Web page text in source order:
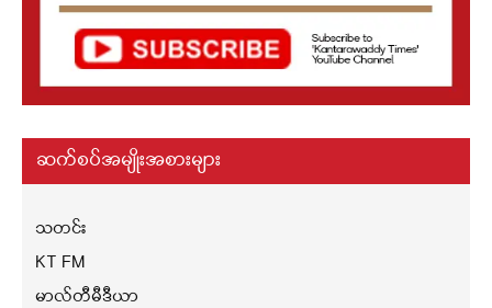
ဆက်စပ်အမျိုးအစားများ
သတင်း
KT FM
မာလ်တီမီဒီယာ